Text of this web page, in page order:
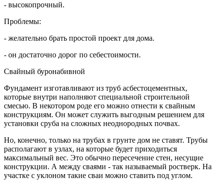
- высокопрочный.
Проблемы:
- желательно брать простой проект для дома.
- он достаточно дорог по себестоимости.
Свайный буронабивной
Фундамент изготавливают из труб асбестоцементных,
которые внутри наполняют специальной строительной
смесью. В некотором роде его можно отнести к свайным
конструкциям. Он может служить выгодным решением для
установки сруба на сложных неоднородных почвах.
Но, конечно, только на трубах в грунте дом не ставят. Трубы
располагают в узлах, на которые будет приходиться
максимальный вес. Это обычно пересечение стен, несущие
конструкции. А между сваями - так называемый ростверк. На
участке с уклоном такие сваи можно ставить под углом.